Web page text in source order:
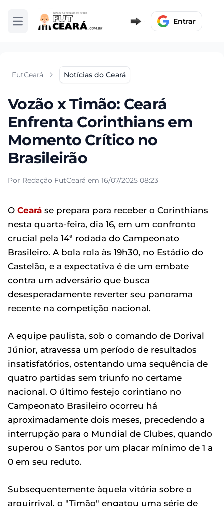
Abrir menu Entrar
FutCeará Notícias do Ceará
Vozão x Timão: Ceará
Enfrenta Corinthians em
Momento Crítico no
Brasileirão
Por Redação FutCeará em 16/07/2025 08:23
O Ceará se prepara para receber o Corinthians
nesta quarta-feira, dia 16, em um confronto
crucial pela 14ª rodada do Campeonato
Brasileiro. A bola rola às 19h30, no Estádio do
Castelão, e a expectativa é de um embate
contra um adversário que busca
desesperadamente reverter seu panorama
recente na competição nacional.
A equipe paulista, sob o comando de Dorival
Júnior, atravessa um período de resultados
insatisfatórios, ostentando uma sequência de
quatro partidas sem triunfo no certame
nacional. O último festejo corintiano no
Campeonato Brasileiro ocorreu há
aproximadamente dois meses, precedendo a
interrupção para o Mundial de Clubes, quando
superou o Santos por um placar mínimo de 1 a
0 em seu reduto.
Subsequentemente àquela vitória sobre o
arquirrival, o "Timão" engatou uma série de